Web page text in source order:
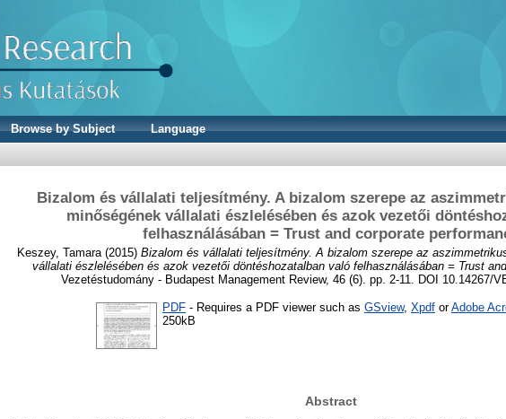
Browse by Subject
Language
Bizalom és vállalati teljesítmény. A bizalom szerepe az
minőségének vállalati észlelésében és azok vezetői
felhasználásában = Trust and corporate
Keszey, Tamara (2015) Bizalom és vállalati teljesítmény. A bizalom szerepe az
vállalati észlelésében és azok vezetői döntéshozatalban való felhasználásában = Trust
Vezetéstudomány - Budapest Management Review, 46 (6). pp. 2-11. DOI 10.14267/
PDF - Requires a PDF viewer such as GSview, Xpdf orAdobe
250kB
Abstract